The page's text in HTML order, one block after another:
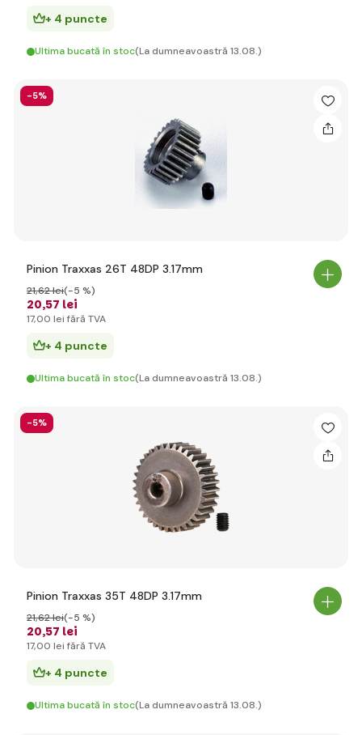
+ 4 puncte
Ultima bucată în stoc(La dumneavoastră 13.08.)
-5%
Pinion Traxxas 26T 48DP 3.17mm
20,57 lei
21,62 lei(-5 %)
17,00 lei fără TVA
+ 4 puncte
Ultima bucată în stoc(La dumneavoastră 13.08.)
-5%
Pinion Traxxas 35T 48DP 3.17mm
20,57 lei
21,62 lei(-5 %)
17,00 lei fără TVA
+ 4 puncte
Ultima bucată în stoc(La dumneavoastră 13.08.)